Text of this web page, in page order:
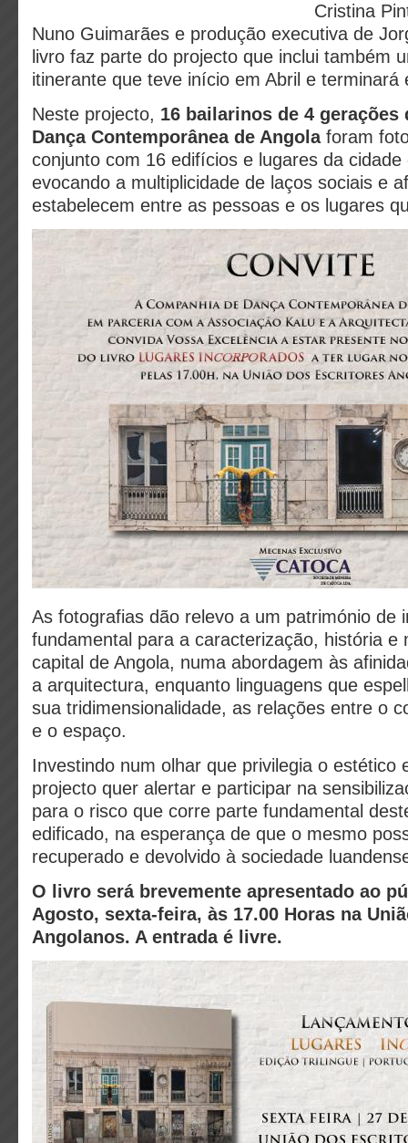
Cristina
Nuno Guimarães e produção executiva de
livro faz parte do projecto que inclui também
itinerante que teve início em Abril e terminará
Neste projecto, 16 bailarinos de 4 gerações
Dança Contemporânea de Angolaforam
conjunto com 16 edifícios e lugares da cidade
evocando a multiplicidade de laços sociais e
estabelecem entre as pessoas e os lugares
As fotografias dão relevo a um património de
fundamental para a caracterização, história e
capital de Angola, numa abordagem às
a arquitectura, enquanto linguagens que
sua tridimensionalidade, as relações entre o
e o espaço.
Investindo num olhar que privilegia o estético
projecto quer alertar e participar na
para o risco que corre parte fundamental
edificado, na esperança de que o mesmo
recuperado e devolvido à sociedade
O livro será brevemente apresentado ao
Agosto, sexta-feira, às 17.00 Horas na
Angolanos. A entrada é livre.